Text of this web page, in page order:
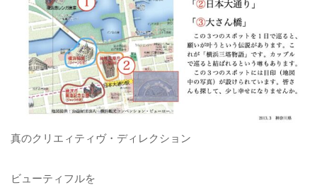
真のクリエィティヴ・ディレクション
ビューティフルを